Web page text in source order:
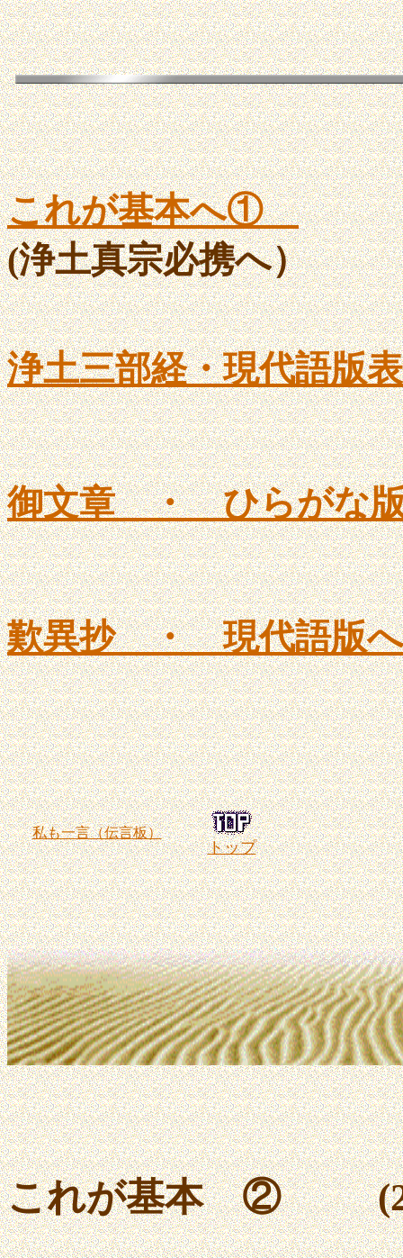
これが基本へ①
(浄土真宗必携へ）
浄土三部経・現代語版
御文章 ・ ひらがな
歎異抄 ・ 現代語版へ
私も一言（伝言板）
トップ
これが基本 ②